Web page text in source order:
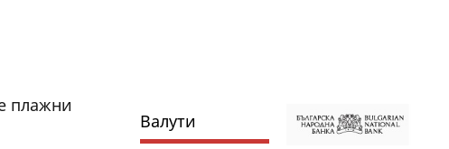
плажни
Валути